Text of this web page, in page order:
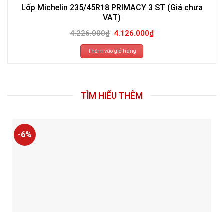
Lốp Michelin 235/45R18 PRIMACY 3 ST (Giá chưa
VAT)
4.226.000₫
Giá
gốc
là:
4.226.000₫.
4.126.000₫Giá
hiện
Thêm vào giỏ hàng
TÌM HIỂU THÊM
-6%